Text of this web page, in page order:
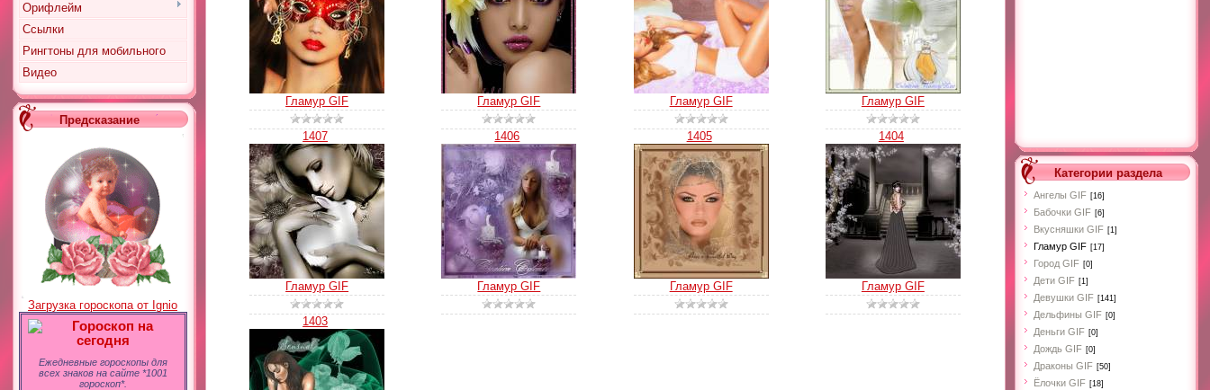
Орифлейм
Ссылки
Рингтоны для мобильного
Видео
Предсказание
Загрузка гороскопа от Ignio
Гороскоп на
сегодня
Ежедневные гороскопы для
всех знаков на сайте *1001
гороскоп*.
Гламур GIF Гламур GIF Гламур GIF Гламур GIF
1407
Гламур GIF
1406
Гламур GIF
1405
Гламур GIF
1404
Гламур GIF
1403
Категории раздела
Ангелы GIF [16]
Бабочки GIF [6]
Вкусняшки GIF [1]
Гламур GIF [17]
Город GIF [0]
Дети GIF [1]
Девушки GIF [141]
Дельфины GIF [0]
Деньги GIF [0]
Дождь GIF [0]
Драконы GIF [50]
Ёлочки GIF [18]